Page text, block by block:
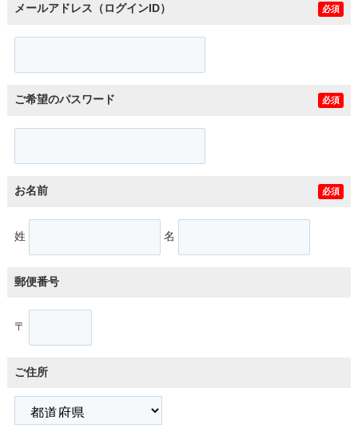
メールアドレス（ログインID） 必須
ご希望のパスワード 必須
お名前 必須
姓 名
郵便番号
〒
ご住所